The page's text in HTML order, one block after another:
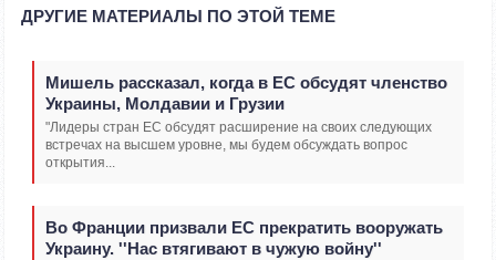
ДРУГИЕ МАТЕРИАЛЫ ПО ЭТОЙ ТЕМЕ
Мишель рассказал, когда в ЕС обсудят членство
Украины, Молдавии и Грузии
"Лидеры стран ЕС обсудят расширение на своих следующих
встречах на высшем уровне, мы будем обсуждать вопрос
открытия...
Во Франции призвали ЕС прекратить вооружать
Украину. ''Нас втягивают в чужую войну''